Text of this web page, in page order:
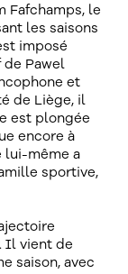
Fafchamps, le
les saisons
imposé
Pawel
et
de Liège, il
est plongée
encore à
lui-même a
sportive,
Il vient de
saison, avec